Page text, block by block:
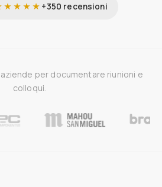
+350 recensioni
per documentare riunioni e
colloqui.